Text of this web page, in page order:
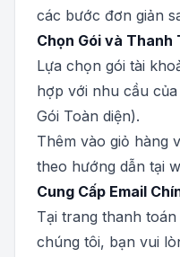
các bước đơn giản
Chọn Gói và Thanh
Lựa chọn gói tài
hợp với nhu cầu
Gói Toàn diện).
Thêm vào giỏ hàng
theo hướng dẫn tại
Cung Cấp Email
Tại trang thanh
chúng tôi, bạn vui